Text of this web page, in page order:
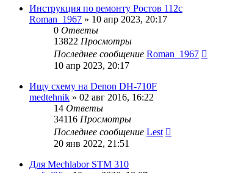
Инструкция по ремонту Ростов 112с
Roman_1967 » 10 апр 2023, 20:17
0 Ответы
13822 Просмотры
Последнее сообщение Roman_1967
10 апр 2023, 20:17
Ищу схему на Denon DH-710F
medtehnik » 02 авг 2016, 16:22
14 Ответы
34116 Просмотры
Последнее сообщение Lest
20 янв 2022, 21:51
Для Mechlabor STM 310